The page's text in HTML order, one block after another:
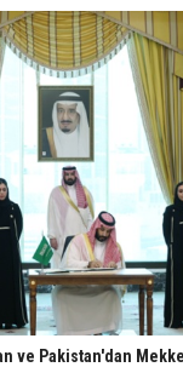
ve Pakistan'dan